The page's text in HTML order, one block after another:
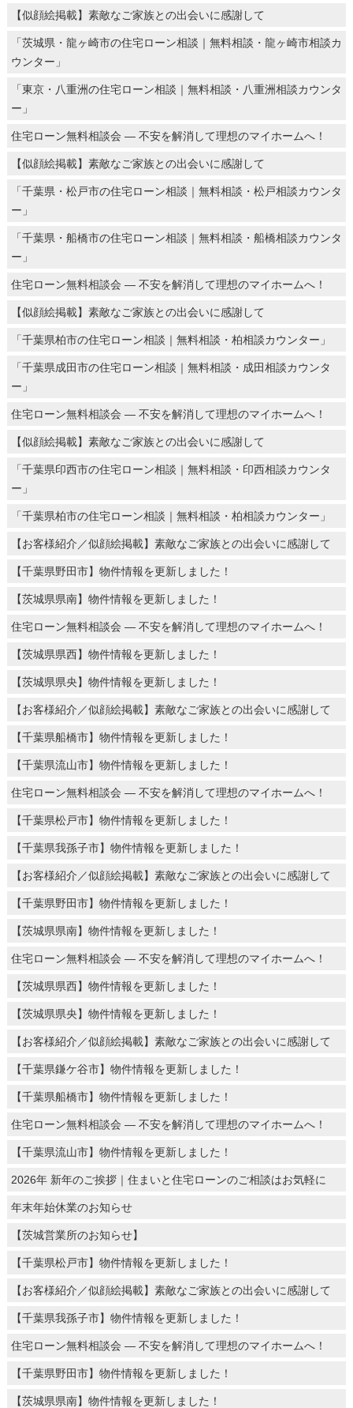
【似顔絵掲載】素敵なご家族との出会いに感謝して
「茨城県・龍ヶ崎市の住宅ローン相談｜無料相談・龍ヶ崎市相談カ
ウンター」
「東京・八重洲の住宅ローン相談｜無料相談・八重洲相談カウンタ
ー」
住宅ローン無料相談会 ― 不安を解消して理想のマイホームへ！
【似顔絵掲載】素敵なご家族との出会いに感謝して
「千葉県・松戸市の住宅ローン相談｜無料相談・松戸相談カウンタ
ー」
「千葉県・船橋市の住宅ローン相談｜無料相談・船橋相談カウンタ
ー」
住宅ローン無料相談会 ― 不安を解消して理想のマイホームへ！
【似顔絵掲載】素敵なご家族との出会いに感謝して
「千葉県柏市の住宅ローン相談｜無料相談・柏相談カウンター」
「千葉県成田市の住宅ローン相談｜無料相談・成田相談カウンタ
ー」
住宅ローン無料相談会 ― 不安を解消して理想のマイホームへ！
【似顔絵掲載】素敵なご家族との出会いに感謝して
「千葉県印西市の住宅ローン相談｜無料相談・印西相談カウンタ
ー」
「千葉県柏市の住宅ローン相談｜無料相談・柏相談カウンター」
【お客様紹介／似顔絵掲載】素敵なご家族との出会いに感謝して
【千葉県野田市】物件情報を更新しました！
【茨城県県南】物件情報を更新しました！
住宅ローン無料相談会 ― 不安を解消して理想のマイホームへ！
【茨城県県西】物件情報を更新しました！
【茨城県県央】物件情報を更新しました！
【お客様紹介／似顔絵掲載】素敵なご家族との出会いに感謝して
【千葉県船橋市】物件情報を更新しました！
【千葉県流山市】物件情報を更新しました！
住宅ローン無料相談会 ― 不安を解消して理想のマイホームへ！
【千葉県松戸市】物件情報を更新しました！
【千葉県我孫子市】物件情報を更新しました！
【お客様紹介／似顔絵掲載】素敵なご家族との出会いに感謝して
【千葉県野田市】物件情報を更新しました！
【茨城県県南】物件情報を更新しました！
住宅ローン無料相談会 ― 不安を解消して理想のマイホームへ！
【茨城県県西】物件情報を更新しました！
【茨城県県央】物件情報を更新しました！
【お客様紹介／似顔絵掲載】素敵なご家族との出会いに感謝して
【千葉県鎌ケ谷市】物件情報を更新しました！
【千葉県船橋市】物件情報を更新しました！
住宅ローン無料相談会 ― 不安を解消して理想のマイホームへ！
【千葉県流山市】物件情報を更新しました！
2026年 新年のご挨拶｜住まいと住宅ローンのご相談はお気軽に
年末年始休業のお知らせ
【茨城営業所のお知らせ】
【千葉県松戸市】物件情報を更新しました！
【お客様紹介／似顔絵掲載】素敵なご家族との出会いに感謝して
【千葉県我孫子市】物件情報を更新しました！
住宅ローン無料相談会 ― 不安を解消して理想のマイホームへ！
【千葉県野田市】物件情報を更新しました！
【茨城県県南】物件情報を更新しました！